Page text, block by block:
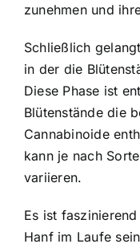
zunehmen und
Schließlich
in der die
Diese Phase ist
Blütenstände die
Cannabinoide
kann je nach
variieren.
Es ist
Hanf im Laufe